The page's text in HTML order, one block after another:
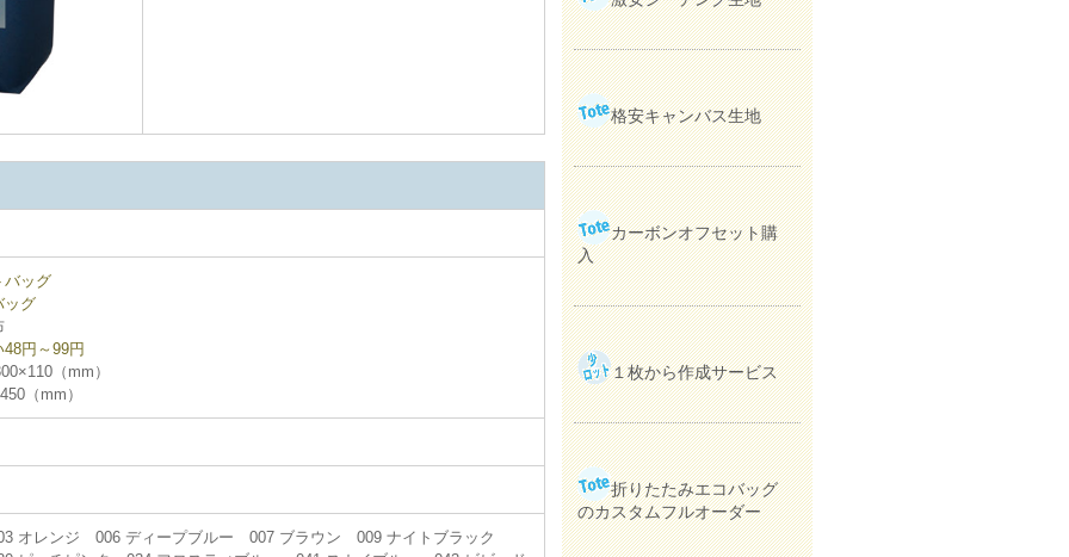
バッグ
ッグ
円～99円
（mm）
（mm）
レンジ 006 ディープブルー 007 ブラウン 009 ナイトブラック
格安キャンバス生地
カーボンオフセット購
入
１枚から作成サービス
折りたたみエコバッグ
のカスタムフルオーダー